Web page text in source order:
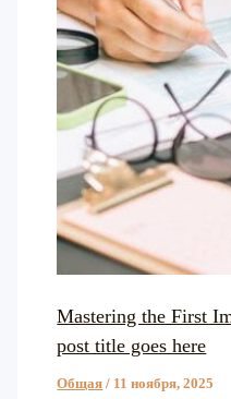
Mastering the First
post title goes here
Общая / 11 ноября, 2025